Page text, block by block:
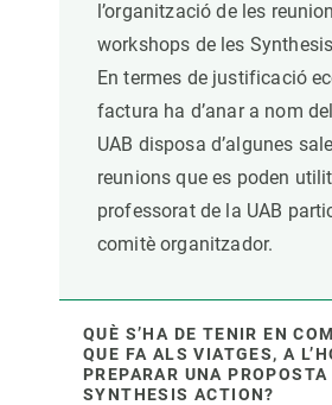
l’organització de les
workshops de les
En termes de justificació
factura ha d’anar a nom
UAB disposa d’algunes
reunions que es poden
professorat de la UAB
comitè organitzador.
QUÈ S’HA DE TENIR EN
QUE FA ALS VIATGES, A
PREPARAR UNA PROPOSTA
SYNTHESIS ACTION?